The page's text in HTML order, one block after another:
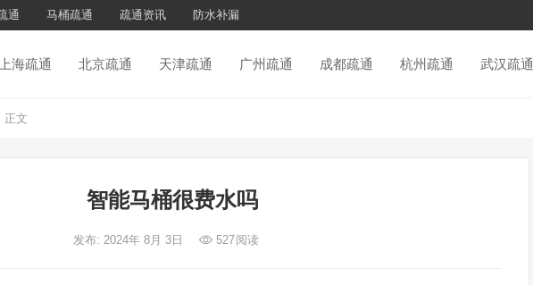
通 马桶疏通 疏通资讯 防水补漏
上海疏通 北京疏通 天津疏通 广州疏通 成都疏通 杭州疏通 武汉疏通
正文
智能马桶很费水吗
发布: 2024年 8月 3日 527阅读